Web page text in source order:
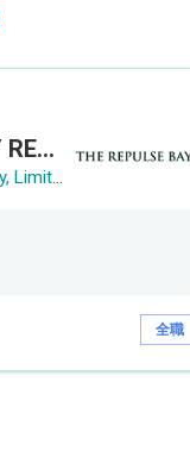
THE REPULSE BAY RECRUITMENT DAY 淺水灣影灣園人才招聘會
The Repulse Bay Company, Limited
全職